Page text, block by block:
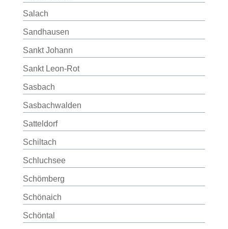
Salach
Sandhausen
Sankt Johann
Sankt Leon-Rot
Sasbach
Sasbachwalden
Satteldorf
Schiltach
Schluchsee
Schömberg
Schönaich
Schöntal